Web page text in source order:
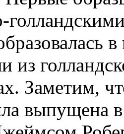
из
Заметим,
выпущена